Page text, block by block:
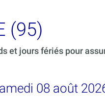
(95)
et jours fériés pour
08 août